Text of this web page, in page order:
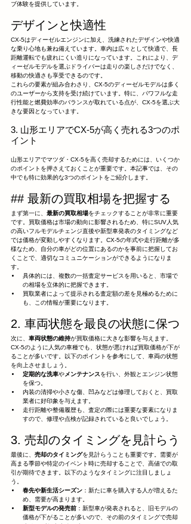
ブ体験を提供しています。
デザインと快適性
CX-5はディーゼルエンジンに加え、洗練されたデザインや快適
な乗り心地も兼ね備えています。車内は広々として快適で、長
距離運転でも疲れにくい造りになっています。これにより、デ
ィーゼルモデルを選ぶドライバーは走りの楽しさだけでなく、
移動の快適さも享受できるのです。
これらの要素が組み合わさり、CX-5のディーゼルモデルは多く
のユーザーから支持を受け続けています。特に、パワフルな走
行性能と燃費効率のバランスが取れている点が、CX-5を選ぶ大
きな要因となっています。
3. 山形エリアでCX-5が高く売れる3つのポ
イント
山形エリアでマツダ・CX-5を高く売却するためには、いくつか
のポイントを押さえておくことが重要です。本記事では、その
中でも特に効果的な3つのポイントをご紹介します。
## 最新の買取相場を把握する
まず第一に、 最新の買取相場をチェックすることが非常に重要
です。買取価格は市場の動向に影響されるため、特にSUV人気
の高いフルモデルチェンジ直後や新型車発表のタイミングなど
では価格が変動しやすくなります。CX-5の年式や走行距離が多
様なため、自分の車がどの位置にあるのかを事前に把握してお
くことで、適切なコミュニケーションができるようになりま
す。
具体的には、複数の一括査定サービスを用いると、市場で
の相場を立体的に把握できます。
買取業者によって提示される査定額の差を見極めるために
も、この情報が重要になります。
2. 車両状態を最良の状態に保つ
次に、 車両状態の維持が買取価格に大きな影響を与えます。
CX-5のように人気の車種でも、状態が悪ければ買取価格が下が
ることが多いです。以下のポイントを参考にして、車両の状態
を向上させましょう。
定期的な洗車やメンテナンスを行い、外観とエンジン状態
を保つ。
内装の清掃や小さな傷、凹みなどは修理しておくと、買取
業者に好印象を与えます。
走行距離や整備履歴も、査定の際には重要な要素になりま
すので、修理や点検が記録されていると良いでしょう。
3. 売却のタイミングを見計らう
最後に、 売却のタイミングを見計らうことも重要です。需要が
高まる季節や特定のイベント時に売却することで、高値での取
引が期待できます。以下のようなタイミングに注目しましょ
う。
春先や新生活シーズン ：新たに車を購入する人が増えるた
め、需要が高まります。
新型モデルの発売前 ：新型車が発表されると、旧モデルの
価格が下がることが多いので、その前のタイミングで売却